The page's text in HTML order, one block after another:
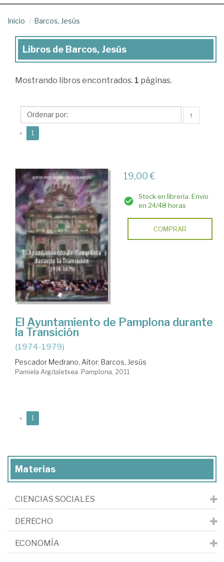
Inicio Barcos, Jesús
Libros
Barcos,
Libros de Barcos, Jesús
Mostrando libros encontrados. 1 páginas.
↑
« 1
19,00 €
Stock en librería. Envío
en 24/48 horas
COMPRAR
El Ayuntamiento de Pamplona durante
la Transición
(1974-1979)
Pescador Medrano, Aitor; Barcos, Jesús
Pamiela Argitaletxea. Pamplona, 2011
« 1
Materias
CIENCIAS SOCIALES
DERECHO
ECONOMÍA